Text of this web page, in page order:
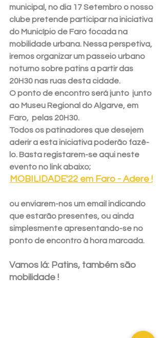
municipal, no dia 17 Setembro o nosso
clube pretende participar na iniciativa
do Município de Faro focada na
mobilidade urbana. Nessa perspetiva,
iremos organizar um passeio urbano
noturno sobre patins a partir das
20H30 nas ruas desta cidade.
O ponto de encontro será junto  junto
ao Museu Regional do Algarve, em
Faro,  pelas 20H30.
Todos os patinadores que desejem
aderir a esta iniciativa poderão fazê-
lo. Basta registarem-se aqui neste
evento no link abaixo;
MOBILIDADE'22 em Faro - Adere !
ou enviarem-nos um email indicando
que estarão presentes, ou ainda
simplesmente apresentando-se no
ponto de encontro à hora marcada.
Vamos lá: Patins, também são
mobilidade !